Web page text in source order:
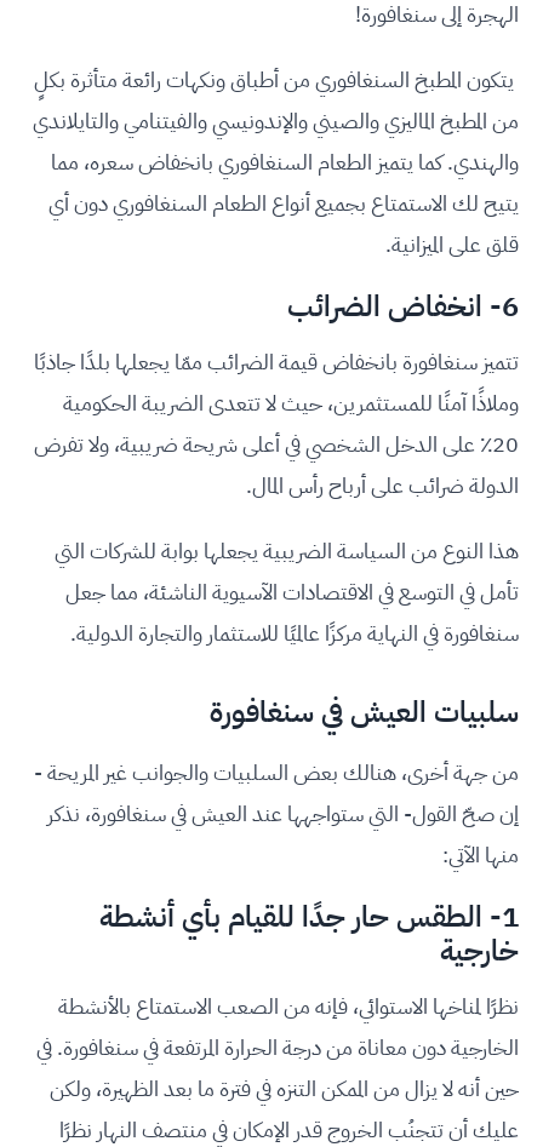
الهجرة إلى سنغافورة!
يتكون المطبخ السنغافوري من أطباق ونكهات رائعة متأثرة بكلٍ
من المطبخ الماليزي والصيني والإندونيسي والفيتنامي والتايلاندي
والهندي. كما يتميز الطعام السنغافوري بانخفاض سعره، مما
يتيح لك الاستمتاع بجميع أنواع الطعام السنغافوري دون أي
قلق على الميزانية.
6- انخفاض الضرائب
تتميز سنغافورة بانخفاض قيمة الضرائب ممّا يجعلها بلدًا جاذبًا
وملاذًا آمنًا للمستثمرين، حيث لا تتعدى الضريبة الحكومية
20٪ على الدخل الشخصي في أعلى شريحة ضريبية، ولا تفرض
الدولة ضرائب على أرباح رأس المال.
هذا النوع من السياسة الضريبية يجعلها بوابة للشركات التي
تأمل في التوسع في الاقتصادات الآسيوية الناشئة، مما جعل
سنغافورة في النهاية مركزًا عالميًا للاستثمار والتجارة الدولية.
سلبيات العيش في سنغافورة
من جهة أخرى، هنالك بعض السلبيات والجوانب غير المريحة -
إن صحّ القول- التي ستواجهها عند العيش في سنغافورة، نذكر
منها الآتي:
1- الطقس حار جدًا للقيام بأي أنشطة
خارجية
نظرًا لمناخها الاستوائي، فإنه من الصعب الاستمتاع بالأنشطة
الخارجية دون معاناة من درجة الحرارة المرتفعة في سنغافورة. في
حين أنه لا يزال من الممكن التنزه في فترة ما بعد الظهيرة، ولكن
عليك أن تتجنُب الخروج قدر الإمكان في منتصف النهار نظرًا